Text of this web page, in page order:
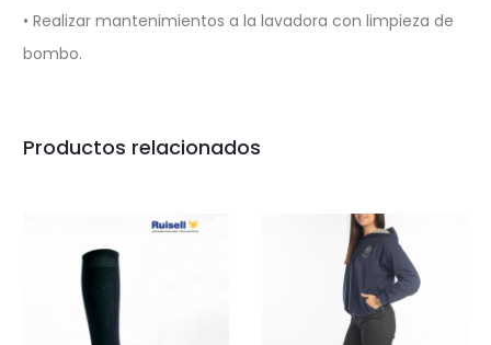
• Realizar mantenimientos a la lavadora con limpieza de
bombo.
Productos relacionados